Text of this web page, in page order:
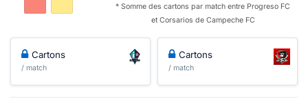
* Somme des cartons par match entre Progreso FC
et Corsarios de Campeche FC
Cartons
/ match
Cartons
/ match